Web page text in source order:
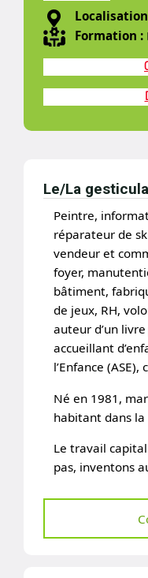
Formation :
Le/La
Peintre,
réparateur de
vendeur et
foyer,
bâtiment,
de jeux, RH,
auteur d’un
accueillant
l’Enfance
Né en 1981,
habitant dans
Le travail
pas, inventons